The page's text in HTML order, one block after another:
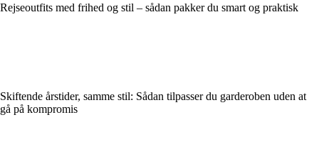
Rejseoutfits med frihed og stil – sådan pakker du smart og praktisk
Skiftende årstider, samme stil: Sådan tilpasser du garderoben uden at
gå på kompromis